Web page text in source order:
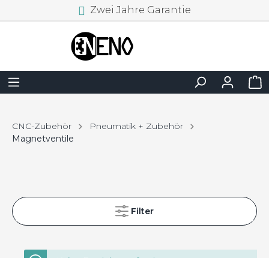
Zwei Jahre Garantie
CNC-Zubehör
Pneumatik + Zubehör
Magnetventile
Filter